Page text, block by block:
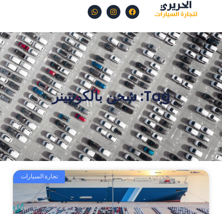
Tag: شحن بالكونتينر
تجارة السيارات